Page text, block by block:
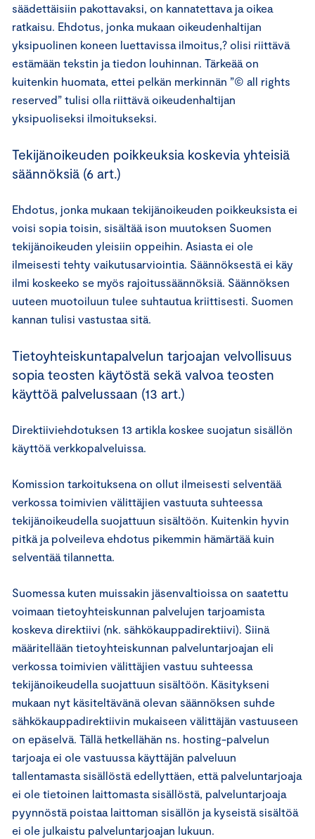
säädettäisiin pakottavaksi, on kannatettava ja oikea
ratkaisu. Ehdotus, jonka mukaan oikeudenhaltijan
yksipuolinen koneen luettavissa ilmoitus,? olisi riittävä
estämään tekstin ja tiedon louhinnan. Tärkeää on
kuitenkin huomata, ettei pelkän merkinnän ”© all rights
reserved” tulisi olla riittävä oikeudenhaltijan
yksipuoliseksi ilmoitukseksi.
Tekijänoikeuden poikkeuksia koskevia yhteisiä
säännöksiä (6 art.)
Ehdotus, jonka mukaan tekijänoikeuden poikkeuksista ei
voisi sopia toisin, sisältää ison muutoksen Suomen
tekijänoikeuden yleisiin oppeihin. Asiasta ei ole
ilmeisesti tehty vaikutusarviointia. Säännöksestä ei käy
ilmi koskeeko se myös rajoitussäännöksiä. Säännöksen
uuteen muotoiluun tulee suhtautua kriittisesti. Suomen
kannan tulisi vastustaa sitä.
Tietoyhteiskuntapalvelun tarjoajan velvollisuus
sopia teosten käytöstä sekä valvoa teosten
käyttöä palvelussaan (13 art.)
Direktiiviehdotuksen 13 artikla koskee suojatun sisällön
käyttöä verkkopalveluissa.
Komission tarkoituksena on ollut ilmeisesti selventää
verkossa toimivien välittäjien vastuuta suhteessa
tekijänoikeudella suojattuun sisältöön. Kuitenkin hyvin
pitkä ja polveileva ehdotus pikemmin hämärtää kuin
selventää tilannetta.
Suomessa kuten muissakin jäsenvaltioissa on saatettu
voimaan tietoyhteiskunnan palvelujen tarjoamista
koskeva direktiivi (nk. sähkökauppadirektiivi). Siinä
määritellään tietoyhteiskunnan palveluntarjoajan eli
verkossa toimivien välittäjien vastuu suhteessa
tekijänoikeudella suojattuun sisältöön. Käsitykseni
mukaan nyt käsiteltävänä olevan säännöksen suhde
sähkökauppadirektiivin mukaiseen välittäjän vastuuseen
on epäselvä. Tällä hetkellähän ns. hosting-palvelun
tarjoaja ei ole vastuussa käyttäjän palveluun
tallentamasta sisällöstä edellyttäen, että palveluntarjoaja
ei ole tietoinen laittomasta sisällöstä, palveluntarjoaja
pyynnöstä poistaa laittoman sisällön ja kyseistä sisältöä
ei ole julkaistu palveluntarjoajan lukuun.